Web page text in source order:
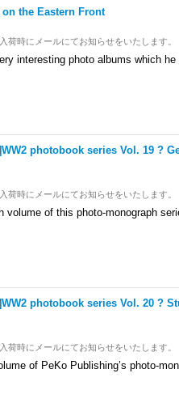
the Eastern Front
荷時にメールにてお知らせをいたします。
interesting photo albums which
photobook series Vol. 19 ?
荷時にメールにてお知らせをいたします。
volume of this photo-monograph
photobook series Vol. 20 ?
荷時にメールにてお知らせをいたします。
of PeKo Publishing’s photo-